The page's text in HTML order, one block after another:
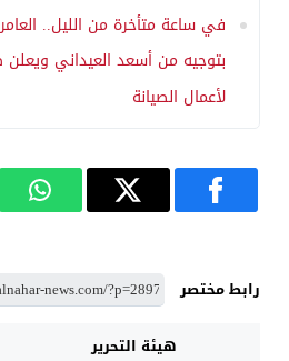
في ساعة متأخرة من الليل..
بتوجيه من أسعد العيداني
لأعمال الصيانة
رابط مختصر
هيئة التحرير